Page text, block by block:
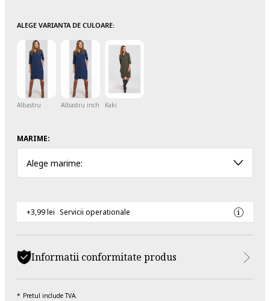
ALEGE VARIANTA DE CULOARE:
Albastru Albastru inchis Kaki
MARIME:
Alege marime:
+3,99 lei Servicii operationale
Informatii conformitate produs
Pretul include TVA.